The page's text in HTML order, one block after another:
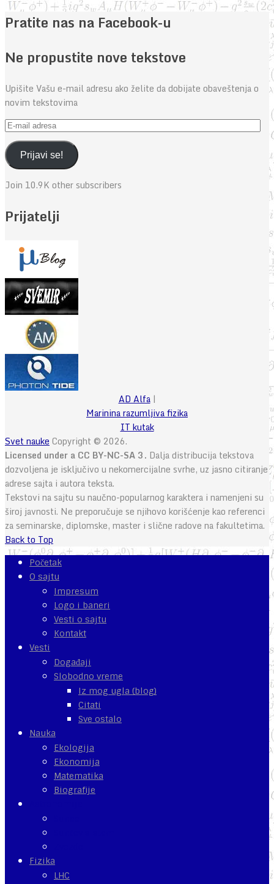
Pratite nas na Facebook-u
Ne propustite nove tekstove
Upišite Vašu e-mail adresu ako želite da dobijate obaveštenja o
novim tekstovima
E-
mail
adresaPrijavi se!
Join 10.9K other subscribers
Prijatelji
AD Alfa|
Marinina razumljiva fizika
IT kutak
Svet nauke Copyright © 2026.
Licensed under a CC BY-NC-SA 3. Dalja distribucija tekstova
dozvoljena je isključivo u nekomercijalne svrhe, uz jasno citiranje
adrese sajta i autora teksta.
Tekstovi na sajtu su naučno-popularnog karaktera i namenjeni su
široj javnosti. Ne preporučuje se njihovo korišćenje kao referenci
za seminarske, diplomske, master i slične radove na fakultetima.
Back to Top
Početak
O sajtu
Impresum
Logo i baneri
Vesti o sajtu
Kontakt
Vesti
Događaji
Slobodno vreme
Iz mog ugla (blog)
Citati
Sve ostalo
Nauka
Ekologija
Ekonomija
Matematika
Biografije
Fizika
LHC